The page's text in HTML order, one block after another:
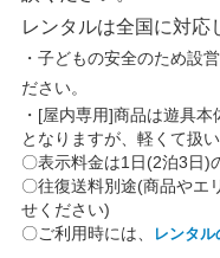
レンタルは全国に対応
・子どもの安全のため設
ださい。
・[屋内専用]商品は遊具
となりますが、軽くて扱い
〇表示料金は1日(2泊3日)
〇往復送料別途(商品やエ
せください)
〇ご利用時には、
レンタ